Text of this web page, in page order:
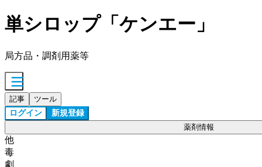
単シロップ「ケンエー」
局方品・調剤用薬等
記事 ツール
ログイン 新規登録
薬剤情報
他
毒
劇